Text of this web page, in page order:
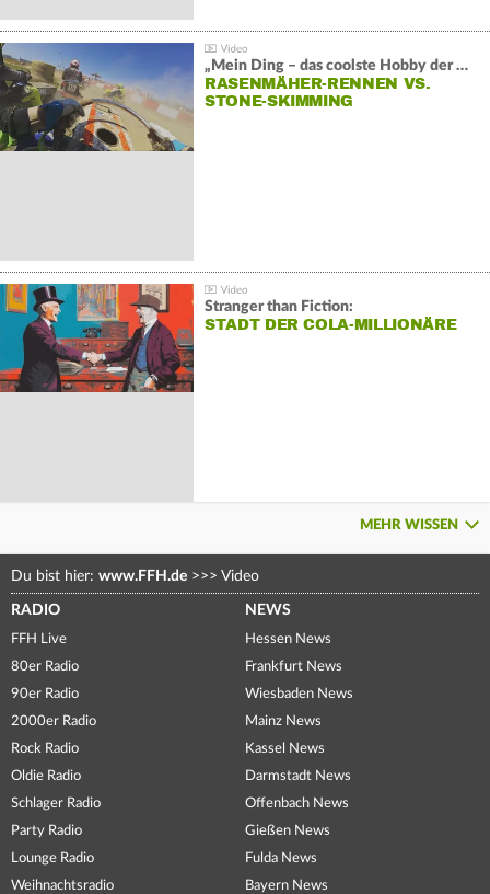
„Mein Ding – das coolste Hobby der Welt“:
RASENMÄHER-RENNEN VS.
STONE-SKIMMING
Stranger than Fiction:
STADT DER COLA-MILLIONÄRE
MEHR WISSEN
Du bist hier: www.FFH.de >>> Video
RADIO
FFH Live
80er Radio
90er Radio
2000er Radio
Rock Radio
Oldie Radio
Schlager Radio
Party Radio
Lounge Radio
Weihnachtsradio
NEWS
Hessen News
Frankfurt News
Wiesbaden News
Mainz News
Kassel News
Darmstadt News
Offenbach News
Gießen News
Fulda News
Bayern News